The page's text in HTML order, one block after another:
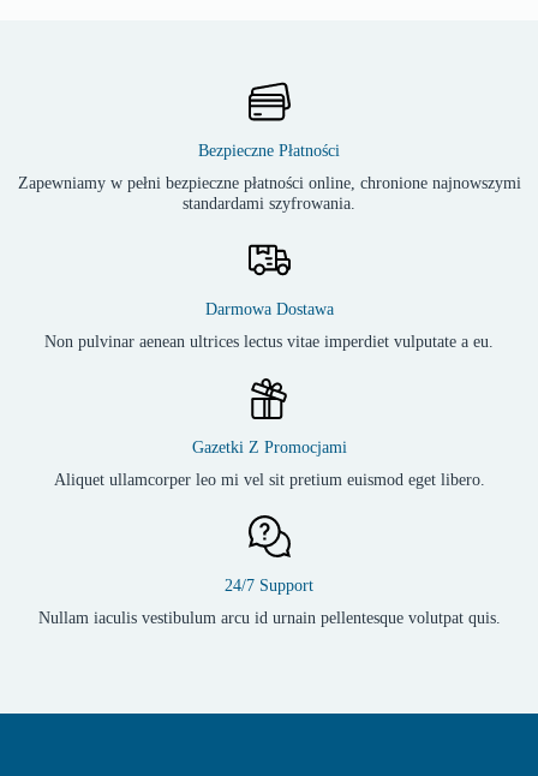
Bezpieczne Płatności
Zapewniamy w pełni bezpieczne płatności online, chronione najnowszymi
standardami szyfrowania.
Darmowa Dostawa
Non pulvinar aenean ultrices lectus vitae imperdiet vulputate a eu.
Gazetki Z Promocjami
Aliquet ullamcorper leo mi vel sit pretium euismod eget libero.
24/7 Support
Nullam iaculis vestibulum arcu id urnain pellentesque volutpat quis.